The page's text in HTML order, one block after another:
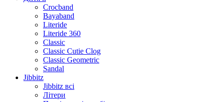
Crocband
Bayaband
Literide
Literide 360
Classic
Classic Cutie Clog
Classic Geometric
Sandal
Jibbitz
Jibbitz всі
Літери